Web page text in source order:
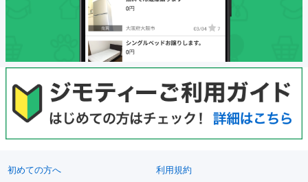
初めての方へ 利用規約